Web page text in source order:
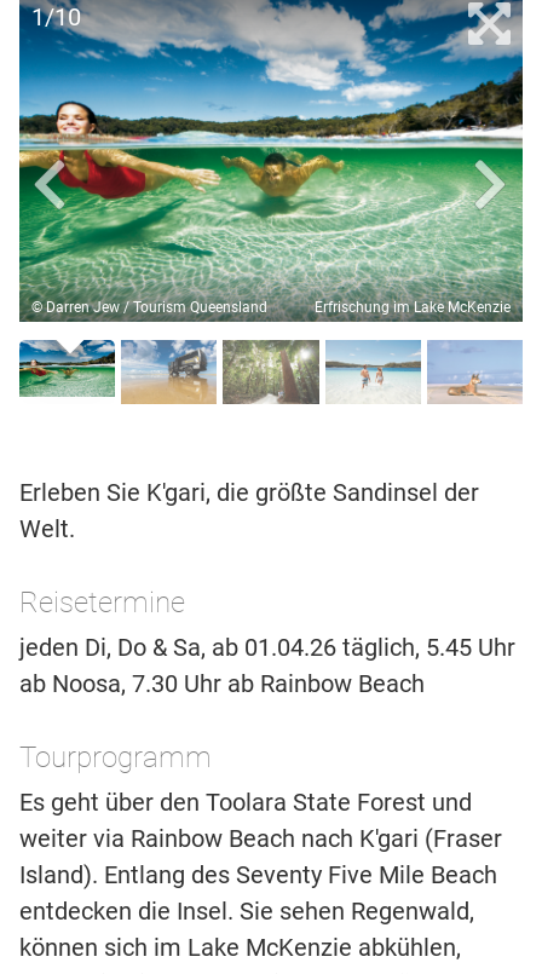
1/10
© Darren Jew / Tourism Queensland Erfrischung im Lake McKenzie
Erleben Sie K'gari, die größte Sandinsel der
Welt.
Reisetermine
jeden Di, Do & Sa, ab 01.04.26 täglich, 5.45 Uhr
ab Noosa, 7.30 Uhr ab Rainbow Beach
Tourprogramm
Es geht über den Toolara State Forest und
weiter via Rainbow Beach nach K'gari (Fraser
Island). Entlang des Seventy Five Mile Beach
entdecken die Insel. Sie sehen Regenwald,
können sich im Lake McKenzie abkühlen,